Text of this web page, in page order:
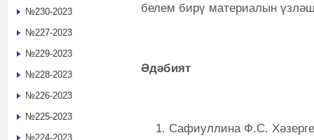
белем бирү материалын
Әдәбият
Сафиуллина Ф.С.
№230-2023
№227-2023
№229-2023
№228-2023
№226-2023
№225-2023
№224-2023